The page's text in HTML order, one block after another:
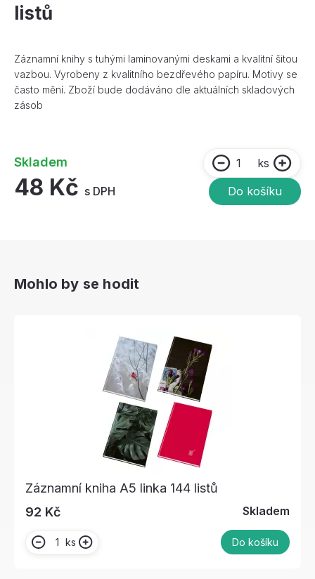
listů
Záznamní knihy s tuhými laminovanými deskami a kvalitní šitou
vazbou. Vyrobeny z kvalitního bezdřevého papíru. Motivy se
často mění. Zboží bude dodáváno dle aktuálních skladových
zásob
Skladem
48 Kč s DPH
ks
Do košíku
Mohlo by se hodit
Záznamní kniha A5 linka 144 listů
92 Kč
Skladem
ks Do košíku